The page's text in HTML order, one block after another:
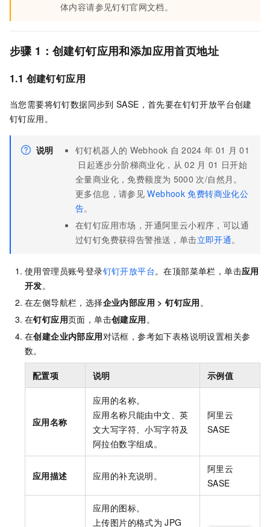
体内容请参见钉钉官网文档。
步骤 1：创建钉钉应用和添加应用首页地址
1.1 创建钉钉应用
当您需要将钉钉数据同步到 SASE ，首先要在钉钉开放平台创建
钉钉应用。
说明 钉钉机器人的 Webhook 自 2024 年 01 月 01
日起逐步分阶梯商业化，从 02 月 01 日开始
全量商业化，免费额度为 5000 次/自然月。
更多信息，请参见 Webhook 免费转商业化公
告。
在钉钉应用市场，开通阿里云小程序，可以通
过钉钉免费获得告警推送，单击立即开通 。
使用管理员账号登录钉钉开放平台。在顶部菜单栏，单击应用
开发。
在左侧导航栏，选择企业内部应用 > 钉钉应用 。
在钉钉应用页面，单击创建应用 。
在创建企业内部应用对话框，参考如下表格说明设置相关参
数。
配置项 说明 示例值
应用名称
应用的名称。
应用名称只能由中文、英
文大写字符、小写字符及
阿拉伯数字组成。
阿里云
SASE
应用描述 应用的补充说明。
阿里云
SASE
应用的图标。
上传图片的格式为 JPG